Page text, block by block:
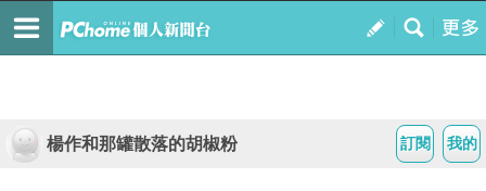
我的
訂閱
楊作和那罐散落的胡椒粉